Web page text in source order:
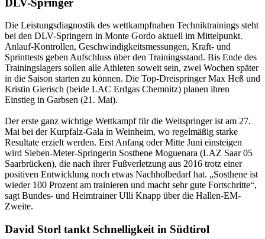
Die Leistungsdiagnostik des wettkampfnahen Techniktrainings steht
bei den DLV-Springern in Monte Gordo aktuell im Mittelpunkt.
Anlauf-Kontrollen, Geschwindigkeitsmessungen, Kraft- und
Sprinttests geben Aufschluss über den Trainingsstand. Bis Ende des
Trainingslagers sollen alle Athleten soweit sein, zwei Wochen später
in die Saison starten zu können. Die Top-Dreispringer Max Heß und
Kristin Gierisch (beide LAC Erdgas Chemnitz) planen ihren
Einstieg in Garbsen (21. Mai).
Der erste ganz wichtige Wettkampf für die Weitspringer ist am 27.
Mai bei der Kurpfalz-Gala in Weinheim, wo regelmäßig starke
Resultate erzielt werden. Erst Anfang oder Mitte Juni einsteigen
wird Sieben-Meter-Springerin Sosthene Moguenara (LAZ Saar 05
Saarbrücken), die nach ihrer Fußverletzung aus 2016 trotz einer
positiven Entwicklung noch etwas Nachholbedarf hat. „Sosthene ist
wieder 100 Prozent am trainieren und macht sehr gute Fortschritte“,
sagt Bundes- und Heimtrainer Ulli Knapp über die Hallen-EM-
Zweite.
David Storl tankt Schnelligkeit in Südtirol